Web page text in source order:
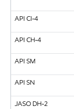
API CI-4
API CH-4
API SM
API SN
JASO DH-2